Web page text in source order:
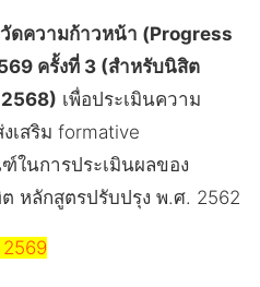
ดความก้าวหน้า (Progress
ครั้งที่ 3 (สำหรับนิสิต
เพื่อประเมินความ
เสริม formative
ในการประเมินผลของ
หลักสูตรปรับปรุง พ.ศ. 2562